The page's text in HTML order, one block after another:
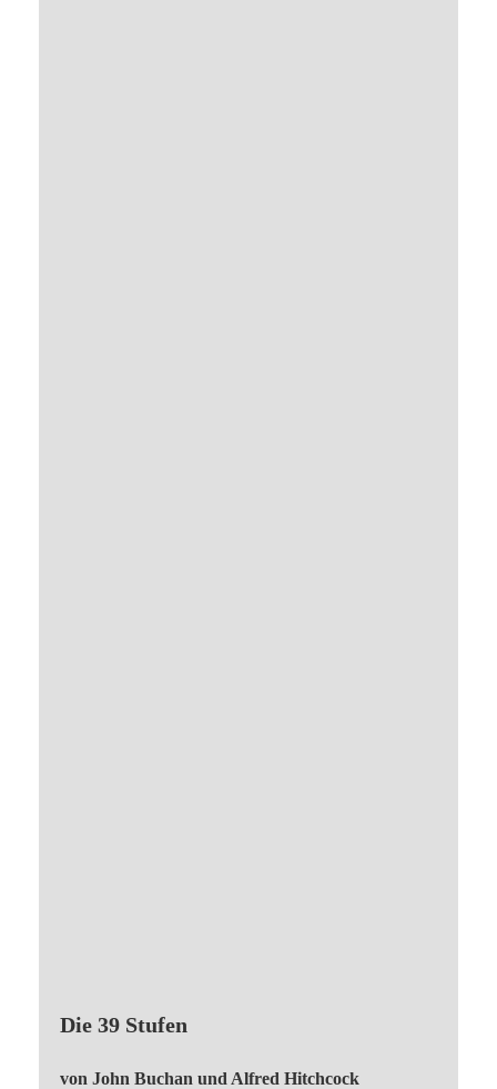
Die 39 Stufen
von John Buchan und Alfred Hitchcock